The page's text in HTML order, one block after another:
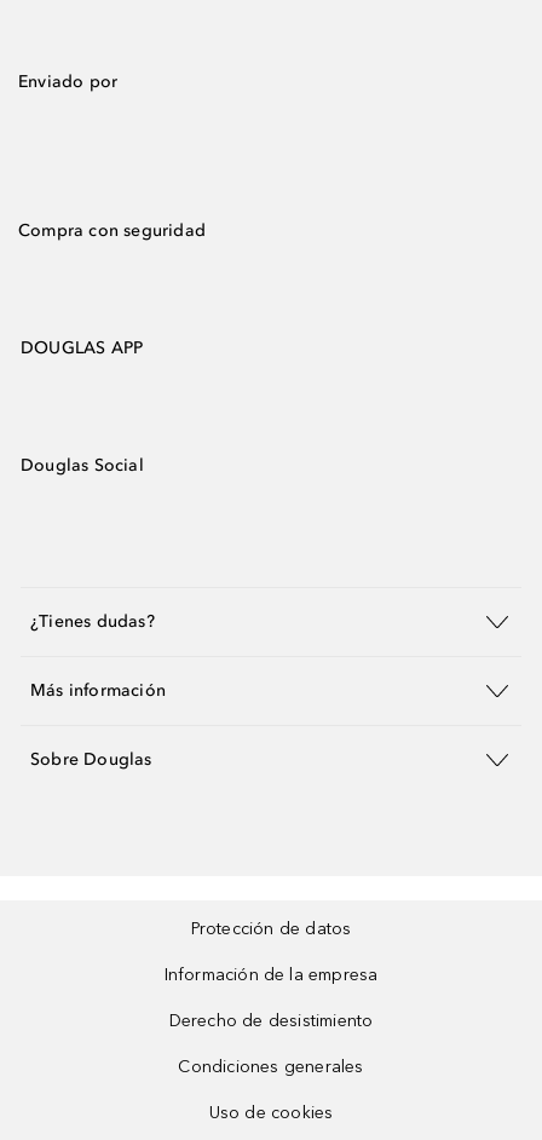
Enviado por
Compra con seguridad
DOUGLAS APP
Douglas Social
¿Tienes dudas?
Más información
Sobre Douglas
Protección de datos
Información de la empresa
Derecho de desistimiento
Condiciones generales
Uso de cookies